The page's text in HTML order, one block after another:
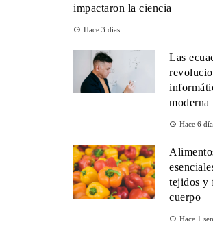
impactaron la ciencia
Hace 3 días
Las
moderna
Hace 6
tejidos y
cuerpo
Hace 1